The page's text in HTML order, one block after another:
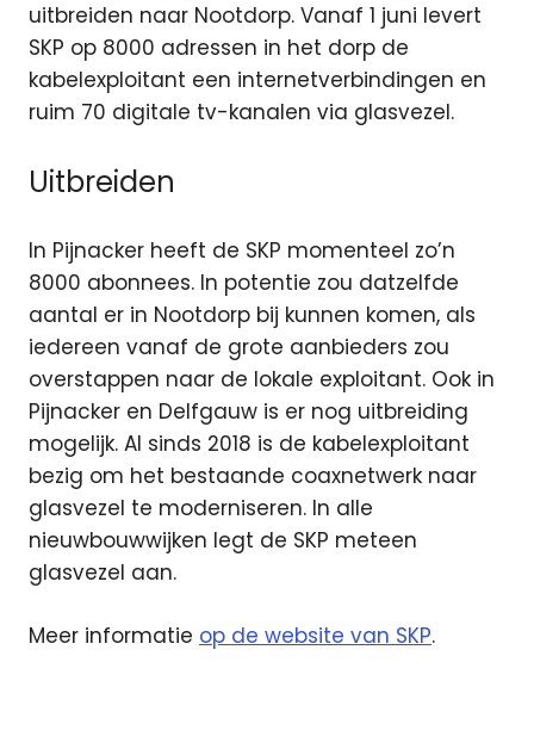
uitbreiden naar Nootdorp. Vanaf 1 juni levert
SKP op 8000 adressen in het dorp de
kabelexploitant een internetverbindingen en
ruim 70 digitale tv-kanalen via glasvezel.
Uitbreiden
In Pijnacker heeft de SKP momenteel zo’n
8000 abonnees. In potentie zou datzelfde
aantal er in Nootdorp bij kunnen komen, als
iedereen vanaf de grote aanbieders zou
overstappen naar de lokale exploitant. Ook in
Pijnacker en Delfgauw is er nog uitbreiding
mogelijk. Al sinds 2018 is de kabelexploitant
bezig om het bestaande coaxnetwerk naar
glasvezel te moderniseren. In alle
nieuwbouwwijken legt de SKP meteen
glasvezel aan.
Meer informatie op de website van SKP.